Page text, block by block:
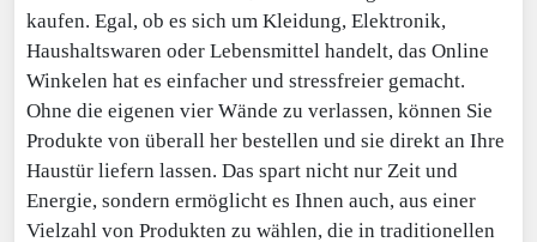
kaufen. Egal, ob es sich um Kleidung, Elektronik,
Haushaltswaren oder Lebensmittel handelt, das Online
Winkelen hat es einfacher und stressfreier gemacht.
Ohne die eigenen vier Wände zu verlassen, können Sie
Produkte von überall her bestellen und sie direkt an Ihre
Haustür liefern lassen. Das spart nicht nur Zeit und
Energie, sondern ermöglicht es Ihnen auch, aus einer
Vielzahl von Produkten zu wählen, die in traditionellen